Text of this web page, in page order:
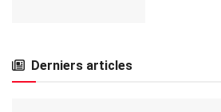
Derniers articles